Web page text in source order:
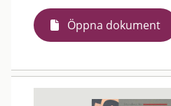
Öppna dokument